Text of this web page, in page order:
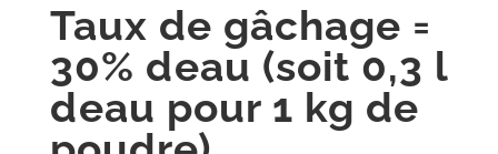
Taux de gâchage =
30% deau (soit 0,3 l
deau pour 1 kg de